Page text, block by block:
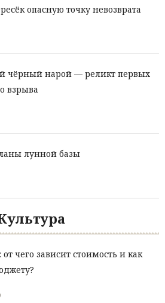
опасную точку невозврата
чёрный нарой — реликт первых
взрыва
лунной базы
чего зависит стоимость и как